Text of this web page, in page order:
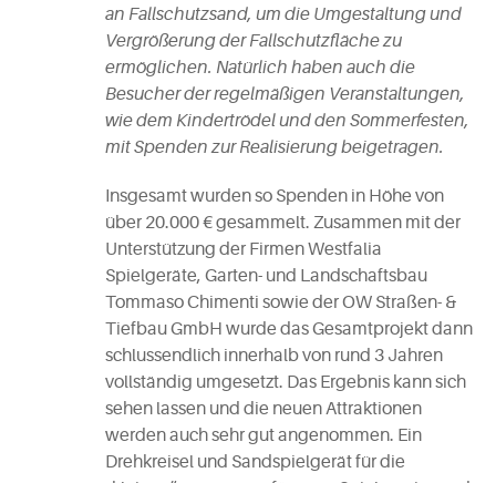
an Fallschutzsand, um die Umgestaltung und
Vergrößerung der Fallschutzfläche zu
ermöglichen. Natürlich haben auch die
Besucher der regelmäßigen Veranstaltungen,
wie dem Kindertrödel und den Sommerfesten,
mit Spenden zur Realisierung beigetragen.
Insgesamt wurden so Spenden in Höhe von
über 20.000 € gesammelt. Zusammen mit der
Unterstützung der Firmen Westfalia
Spielgeräte, Garten- und Landschaftsbau
Tommaso Chimenti sowie der OW Straßen- &
Tiefbau GmbH wurde das Gesamtprojekt dann
schlussendlich innerhalb von rund 3 Jahren
vollständig umgesetzt. Das Ergebnis kann sich
sehen lassen und die neuen Attraktionen
werden auch sehr gut angenommen. Ein
Drehkreisel und Sandspielgerät für die